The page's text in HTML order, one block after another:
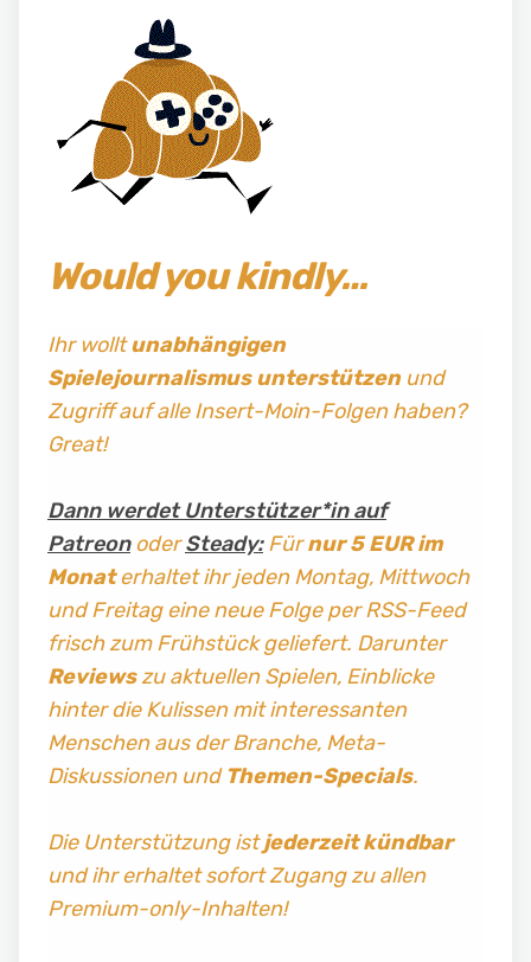
Would you kindly…
Ihr wolltunabhängigen
Spielejournalismus unterstützenund
Zugriff auf alle Insert-Moin-Folgen haben?
Great!
Dann werdet Unterstützer*in auf
PatreonoderSteady:Fürnur 5 EUR im
Monaterhaltet ihr jeden Montag, Mittwoch
und Freitag eine neue Folge per RSS-Feed
frisch zum Frühstück geliefert. Darunter
Reviewszu aktuellen Spielen, Einblicke
hinter die Kulissen mit interessanten
Menschen aus der Branche, Meta-
Diskussionen und Themen-Specials.
Die Unterstützung istjederzeit kündbar
und ihr erhaltet sofort Zugang zu allen
Premium-only-Inhalten!